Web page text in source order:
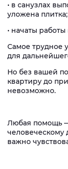
• в санузлах
уложена плитка;
• начаты
Самое трудное
для
Но без вашей
квартиру до
невозможно.
Любая помощь —
человеческому
важно